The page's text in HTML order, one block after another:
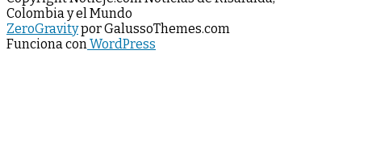
Colombia y el Mundo
ZeroGravitypor GalussoThemes.com
Funciona conWordPress